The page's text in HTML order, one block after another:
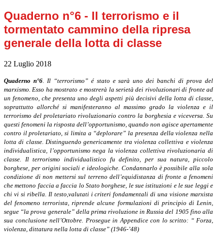
Quaderno n°6 - Il terrorismo e il
tormentato cammino della ripresa
generale della lotta di classe
22 Luglio 2018
Quaderno n°6. Il “terrorismo” é stato e sarà uno dei banchi di prova del
marxismo. Esso ha mostrato e mostrerà la serietà dei rivoluzionari di fronte ad
un fenomeno, che presenta uno degli aspetti più decisivi della lotta di classe,
soprattutto allorché si manifesteranno al massimo grado la violenza e il
terrorismo del proletariato rivoluzionario contro la borghesia e viceversa. Su
questi fenomeni la risposta dell’opportunismo, quando non agisce apertamente
contro il proletariato, si limita a “deplorare” la presenza della violenza nella
lotta di classe. Distinguendo genericamente tra violenza collettiva e violenza
individualistica, l’opportunismo nega la violenza collettiva rivoluzionaria di
classe. Il terrorismo individualistico fu definito, per sua natura, piccolo
borghese, per origini sociali e ideologiche. Condannarlo è possibile alla sola
condizione di non mettersi sul terreno dell’equidistanza di fronte a fenomeni
che mettono faccia a faccia lo Stato borghese, le sue istituzioni e le sue leggi e
chi vi si ribella. Il testo,valutati i criteri fondamentali di una visione marxista
del fenomeno terrorista, riprende alcune formulazioni di principio di Lenin,
segue “la prova generale” della prima rivoluzione in Russia del 1905 fino alla
sua conclusione nell’Ottobre. Prosegue in Appendice con lo scritto: “ Forza,
violenza, dittatura nella lotta di classe” (1946-’48)